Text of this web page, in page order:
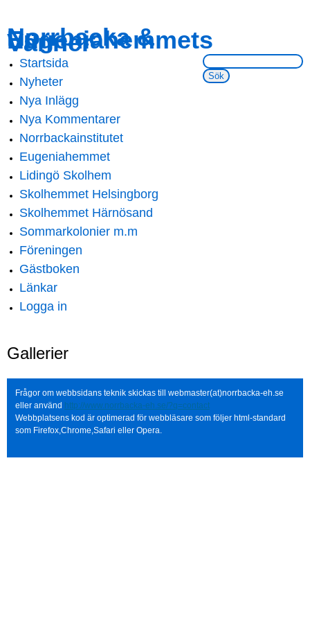
main
content
navigation
Norrbacka &
Eugeniahemmets
Vänner
Sök på webbsidan:
Main menu
Startsida
Nyheter
Nya Inlägg
Nya Kommentarer
Norrbackainstitutet
Eugeniahemmet
Lidingö Skolhem
Skolhemmet Helsingborg
Skolhemmet Härnösand
Sommarkolonier m.m
Föreningen
Gästboken
Länkar
Logga in
Gallerier
Frågor om webbsidans teknik skickas till webmaster(at)norrbacka-eh.se
eller använd http://www.norrbacka-eh.se/?q=contact
Webbplatsens kod är optimerad för webbläsare som följer html-standard
som Firefox,Chrome,Safari eller Opera.